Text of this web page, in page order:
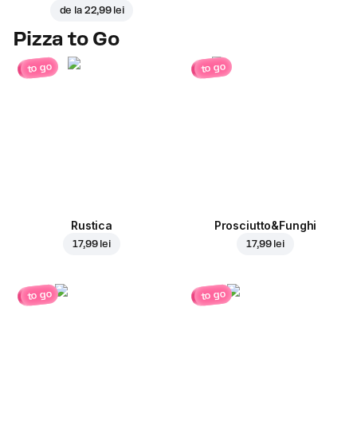
de la 22,99 lei
Pizza to Go
to go
Rustica
17,99 lei
to go
Prosciutto&Funghi
17,99 lei
to go to go